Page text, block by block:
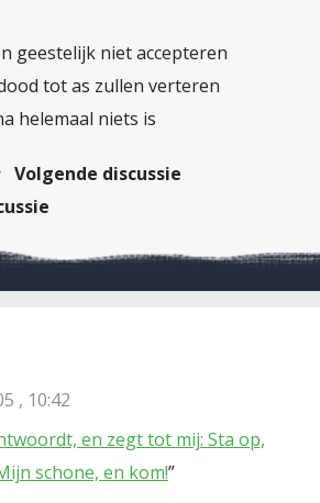
geestelijk niet accepteren
tot as zullen verteren
helemaal niets is
Volgende discussie
, 10:42
en zegt tot mij: Sta op,
schone, en kom!”